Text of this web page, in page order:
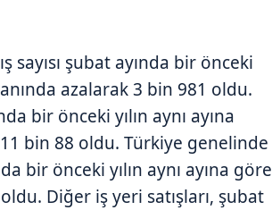
sayısı şubat ayında bir önceki
azalarak 3 bin 981 oldu.
bir önceki yılın aynı ayına
bin 88 oldu. Türkiye genelinde
bir önceki yılın aynı ayına göre
Diğer iş yeri satışları, şubat